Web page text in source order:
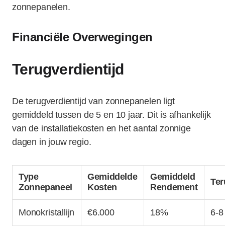
zonnepanelen.
Financiële Overwegingen
Terugverdientijd
De terugverdientijd van zonnepanelen ligt
gemiddeld tussen de 5 en 10 jaar. Dit is afhankelijk
van de installatiekosten en het aantal zonnige
dagen in jouw regio.
Type
Zonnepaneel
Gemiddelde
Kosten
Gemiddeld
Rendement
Monokristallijn €6.000 18% 6-